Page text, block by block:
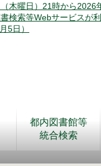
木曜日）21時から
検索等Webサービスが利
5日）
都内図書館等
統合検索